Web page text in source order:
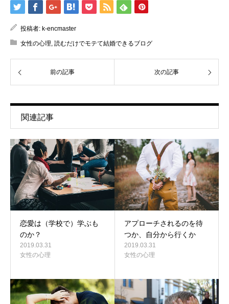
投稿者: k-encmaster
女性の心理, 読むだけでモテて結婚できるブログ
前の記事 次の記事
関連記事
恋愛は（学校で）学ぶも
のか？
2019.03.31
女性の心理
アプローチされるのを待
つか、自分から行くか
2019.03.31
女性の心理